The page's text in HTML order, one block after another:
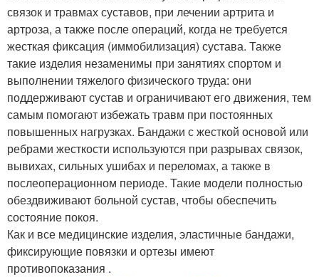
связок и травмах суставов, при лечении артрита и
артроза, а также после операций, когда не требуется
жесткая фиксация (иммобилизация) сустава. Также
такие изделия незаменимы при занятиях спортом и
выполнении тяжелого физического труда: они
поддерживают сустав и ограничивают его движения, тем
самым помогают избежать травм при постоянных
повышенных нагрузках. Бандажи с жесткой основой или
ребрами жесткости используются при разрывах связок,
вывихах, сильных ушибах и переломах, а также в
послеоперационном периоде. Такие модели полностью
обездвиживают больной сустав, чтобы обеспечить
состояние покоя.
Как и все медицинские изделия, эластичные бандажи,
фиксирующие повязки и ортезы имеют
противопоказания .